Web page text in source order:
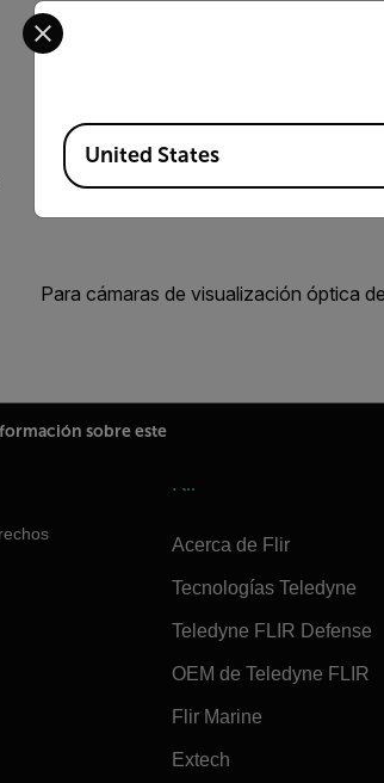
Para cámaras de visualización óptica
sobre este
Flir
Acerca de Flir
Tecnologías Teledyne
Teledyne FLIR Defense
OEM de Teledyne FLIR
Flir Marine
Extech
Select your preferred country and
Available Locations
United States